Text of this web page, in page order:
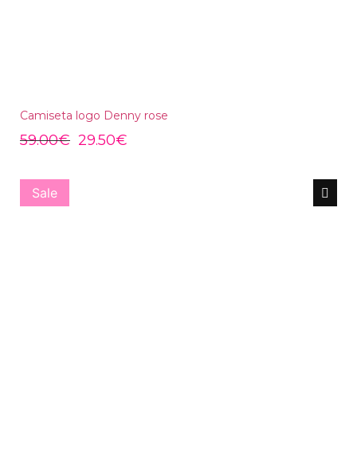
Camiseta logo Denny rose
59.00€ 29.50€
Sale